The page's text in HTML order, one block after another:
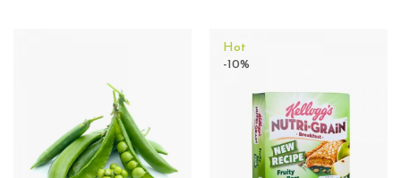
Hot
-10%